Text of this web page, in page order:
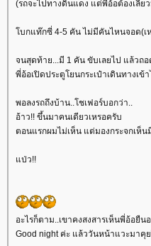
(รถจะไปทางดินแดง แต่พี่อ้อต้องเลี้ย
บกแท๊กซี่ 4-5 คัน ไม่มีคันไหนจอด(เห
จนสุดท้าย...มี 1 คัน ขับเลยไป แล้วถ
พี่อ้อเปิดประตูโยนกระเป๋าเดินทางเ
พอลงรถถึงบ้าน..โชเฟอร์บอกว่า..
อ้าว!! ขึ้นมาคนเดียวเหรอครับ
ตอนแรกผมไม่เห็น แต่มองกระจกเห็น
ป่ว!!
อะไรก็ตาม..เขาคงสงสารเห็นพี่อ้อยืน
Good night ค่ะ แล้ววันหน้าแวะมาคุ